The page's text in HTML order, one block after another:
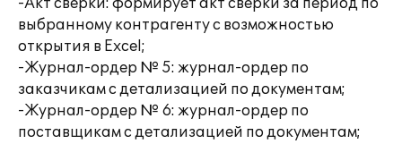
-Акт сверки: формирует акт сверки за период по
выбранному контрагенту с возможностью
открытия в Excel;
-Журнал-ордер № 5: журнал-ордер по
заказчикам с детализацией по документам;
-Журнал-ордер № 6: журнал-ордер по
поставщикам с детализацией по документам;